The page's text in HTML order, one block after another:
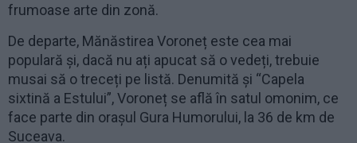
frumoase arte din zonă.
De departe, Mănăstirea Voroneț este cea mai
populară și, dacă nu ați apucat să o vedeți, trebuie
musai să o treceți pe listă. Denumită și “Capela
sixtină a Estului”, Voroneț se află în satul omonim, ce
face parte din orașul Gura Humorului, la 36 de km de
Suceava.